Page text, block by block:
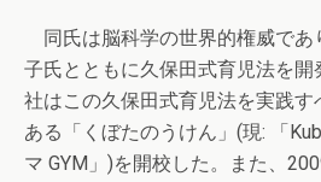
同氏は脳科学の世界的権威であ
子氏とともに久保田式育児法を
社はこの久保田式育児法を実践
ある「くぼたのうけん」(現: 「
マ GYM」)を開校した。また、